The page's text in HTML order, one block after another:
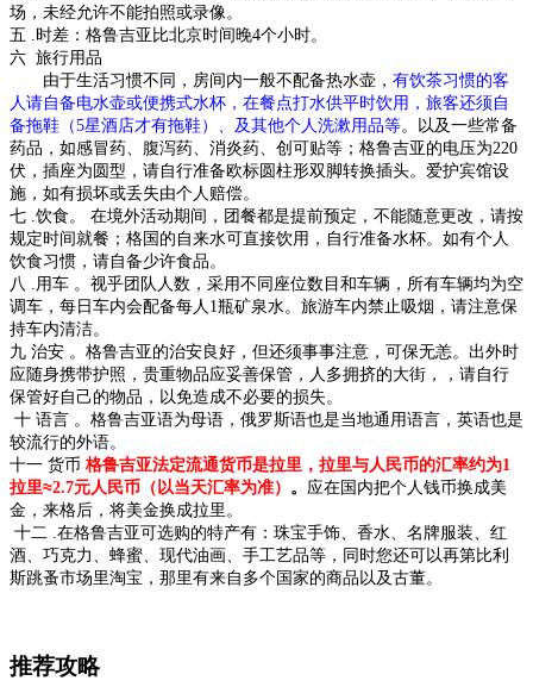
场，未经允许不能拍照或录像。
五
.时差 ： 格鲁吉亚比北京时间晚4个小时。
六 旅行用品
由于生活习惯不同，房间内一般不配备热水壶， 有饮茶习惯的客
人请自备电水壶或便携式水杯，在餐点打水供平时饮用，旅客还须自
备拖鞋（5星酒店才有拖鞋）、及其他个人洗漱用品等。以及一些常备
药品，如感冒药、腹泻药、消炎药、创可贴等； 格鲁吉亚的电压为220
伏，插座为圆型，请自行准备欧标圆柱形双脚转换插头。爱护宾馆设
施，如有损坏或丢失由个人赔偿。
七 .饮食 。
在境外活动期间，团餐都是提前预定，不能随意更改，请按
规定时间就餐；格国的自来水可直接饮用，自行准备水杯。如有个人
饮食习惯，请自备少许食品。
八
.用车 。 视乎团队人数，采用不同座位数目和车辆，所有车辆均为空
调车，每日车内会配备每人 1瓶矿泉水。旅游车内禁止吸烟，请注意保
持车内清洁。
九 治安 。 格鲁吉亚的治安良好，但还须事事注意，可保无恙。出外时
应随身携带护照，贵重物品应妥善保管，人多拥挤的大街，，请自行
保管好自己的物品，以免造成不必要的损失。
十 语言 。 格鲁吉亚语为母语，俄罗斯语也是当地通用语言，英语也是
较流行的外语。
十一 货币 格鲁吉亚法定流通货币是拉里，拉里与人民币的汇率约为1
拉里≈2.7元人民币 （ 以当天汇率为准） 。 应在国内把个人钱币换成美
金，来格后，将美金换成拉里。
十二
在格鲁吉亚可选购的特产有：珠宝手饰、香水、名牌服装、红
酒、巧克力、蜂蜜、现代油画、手工艺品等，同时您还可以再第比利
斯跳蚤市场里淘宝，那里有来自多个国家的商品以及古董。
推荐攻略